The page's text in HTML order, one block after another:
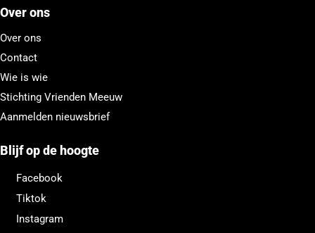
Over ons
Over ons
Contact
Wie is wie
Stichting Vrienden Meeuw
Aanmelden nieuwsbrief
Blijf op de hoogte
Facebook
Tiktok
Instagram